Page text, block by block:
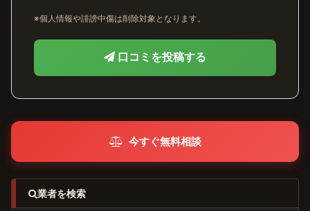
※個人情報や誹謗中傷は削除対象となります。
口コミを投稿する
今すぐ無料相談
業者を検索